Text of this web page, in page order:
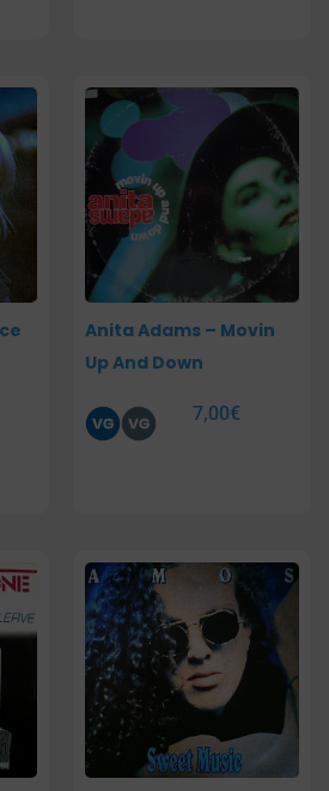
Anita Adams – Movin
Up And Down
7,00€